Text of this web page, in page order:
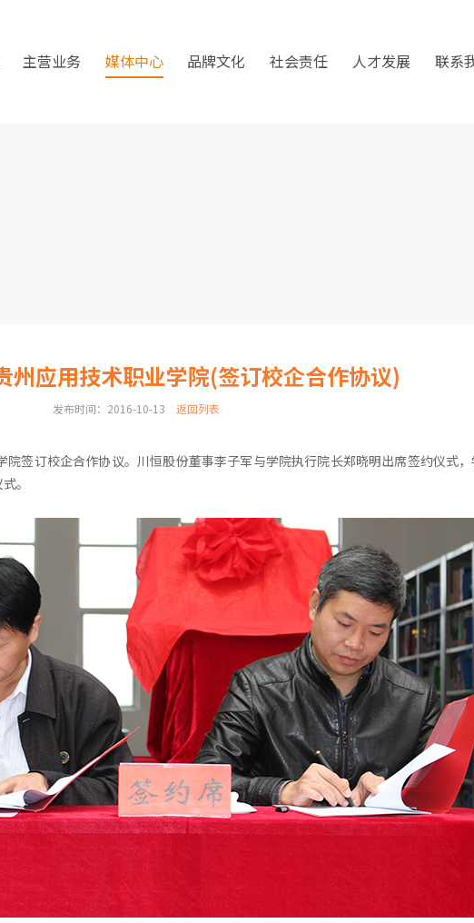
主营业务 媒体中心 品牌文化 社会责任 人才发展 联系
州应用技术职业学院(签订校企合作协议)
发布时间：2016-10-13 返回列表
签订校企合作协议。川恒股份董事李子军与学院执行院长郑晓明出席签约仪式
。